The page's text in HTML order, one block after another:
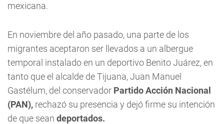
mexicana.
En noviembre del año pasado, una parte de los
migrantes aceptaron ser llevados a un albergue
temporal instalado en un deportivo Benito Juárez, en
tanto que el alcalde de Tijuana, Juan Manuel
Gastélum, del conservador Partido Acción Nacional
(PAN), rechazó su presencia y dejó firme su intención
de que sean deportados.